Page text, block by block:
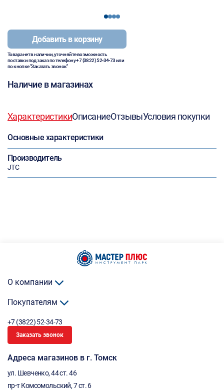
1234
Добавить в корзину
Товара нет в наличии, уточняйте возможность
поставки под заказ по телефону+7 (3822) 52-34-73или
по кнопке "Заказать звонок"
Наличие в магазинах
ХарактеристикиОписаниеОтзывыУсловия покупки
Основные характеристики
Производитель
JTC
О компании
Покупателям
+7 (3822) 52-34-73
Заказать звонок
Адреса магазинов в г. Томск
ул. Шевченко, 44 ст. 46
пр-т Комсомольский, 7 ст. 6